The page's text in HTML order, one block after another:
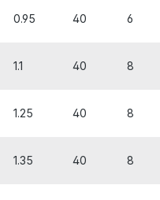
0.95 40 6
1.1 40 8
1.25 40 8
1.35 40 8